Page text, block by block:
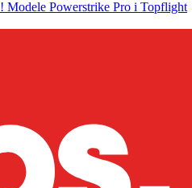
! Modele Powerstrike Pro i Topflight